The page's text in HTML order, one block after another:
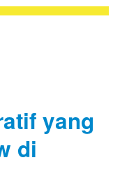
yang
di